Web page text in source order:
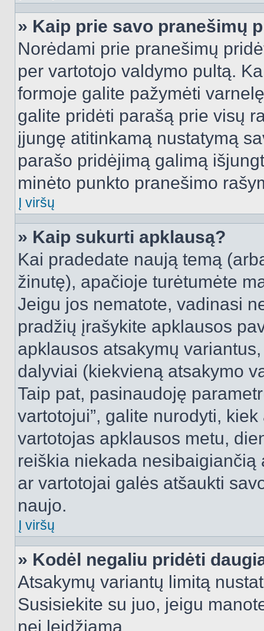
» Kaip prie savo pranešimų
Norėdami prie pranešimų
per vartotojo valdymo pultą.
formoje galite pažymėti
galite pridėti parašą prie visų
įjungę atitinkamą nustatymą
parašo pridėjimą galimą
minėto punkto pranešimo
Į viršų
» Kaip sukurti apklausą?
Kai pradedate naują temą
žinutę), apačioje turėtumėte
Jeigu jos nematote, vadinasi
pradžių įrašykite apklausos
apklausos atsakymų
dalyviai (kiekvieną atsakymo
Taip pat, pasinaudoję
vartotojui”, galite nurodyti,
vartotojas apklausos metu,
reiškia niekada
ar vartotojai galės atšaukti
naujo.
Į viršų
» Kodėl negaliu pridėti
Atsakymų variantų limitą
Susisiekite su juo, jeigu
nei leidžiama.